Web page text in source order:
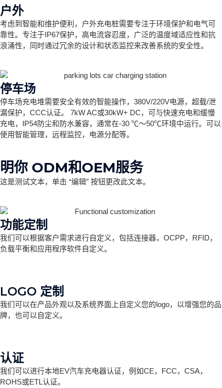
户外
考虑到智能和维护便利，户外充电桩需要专注于环境保护和电气可
靠性。专注于IP67保护，高电流容忍度，广泛的温度域适应性和抗
浪涌性，同时通过冗余的设计和状态监控来改善系统的安全性。
停车场
停车场充电堆需要安全有效的智能操作，380V/220V电源，超载/泄
漏保护，CCC认证。 7kW AC或30kW+ DC，可与快速充电和缓慢
充电，IP54防尘和防水兼容，通常在-30 ℃〜50℃环境中运行。可以
使用智能管理，远程监控，电源分配等。
明你 ODM和OEM服务
这是测试文本，单击 “编辑” 按钮更改此文本。
功能定制
我们可以根据客户需求进行自定义，包括连接器，OCPP，RFID，
负载平衡和应用程序软件自定义。
LOGO 定制
我们可以在产品外观以及系统界面上自定义您的logo，以增强您的品
牌，也可以自定义。
认证
我们可以进行本地EV汽车充电器认证，例如CE，FCC，CSA，
ROHS或ETL认证。